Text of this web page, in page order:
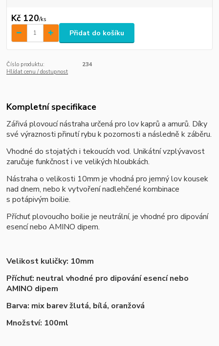
Kč 120/ks
Přidat do košíku
Číslo produktu:
234
Hlídat cenu / dostupnost
Kompletní specifikace
Zářivá plovoucí nástraha určená pro lov kaprů a amurů. Díky
své výraznosti přinutí rybu k pozornosti a následně k záběru.
Vhodné do stojatých i tekoucích vod. Unikátní vzplývavost
zaručuje funkčnost i ve velikých hloubkách.
Nástraha o velikosti 10mm je vhodná pro jemný lov kousek
nad dnem, nebo k vytvoření nadlehčené kombinace
s potápivým boilie.
Příchuť plovoucího boilie je neutrální, je vhodné pro dipování
esencí nebo AMINO dipem.
Velikost kuličky: 10mm
Příchuť: neutral vhodné pro dipování esencí nebo
AMINO dipem
Barva: mix barev žlutá, bílá, oranžová
Množství: 100ml